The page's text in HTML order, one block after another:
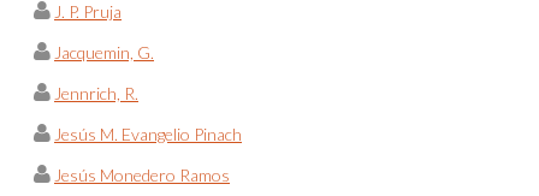
J. P. Pruja
Jacquemin, G.
Jennrich, R.
Jesús M. Evangelio Pinach
Jesús Monedero Ramos